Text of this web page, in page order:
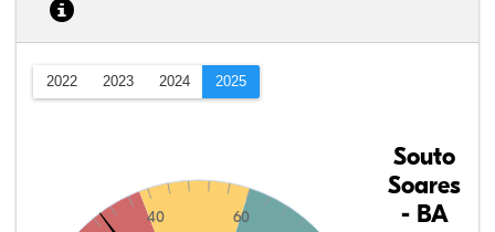
2022 2023 2024 2025
40 60
Souto
Soares
- BA